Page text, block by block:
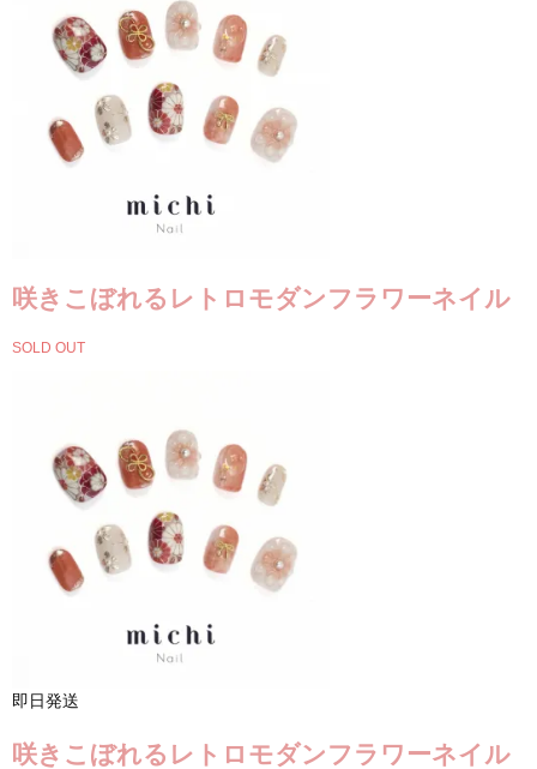
咲きこぼれるレトロモダンフラワーネイル
SOLD OUT
即日発送
咲きこぼれるレトロモダンフラワーネイル